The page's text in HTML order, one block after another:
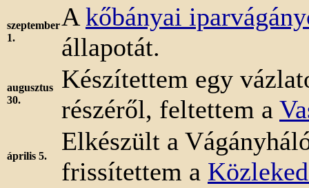
szeptember
1.
A kőbányai
állapotát.
augusztus
30.
Készítettem egy
részéről, feltettem a
április 5.
Elkészült a
frissítettem a